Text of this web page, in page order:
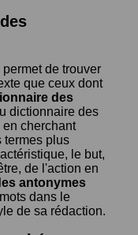
permet de trouver
que ceux dont
des
dictionnaire des
cherchant
termes plus
le but,
de l'action en
antonymes
dans le
de sa rédaction.